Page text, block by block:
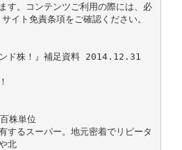
す。コンテンツご利用の際には、必
ト免責条項をご確認ください。
ンド株！』補足資料 2014.12.31
株単位
するスーパー。地元密着でリピータ
北